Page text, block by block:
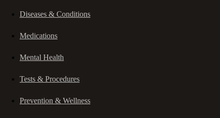
Diseases & Conditions
Medications
Mental Health
Tests & Procedures
Prevention & Wellness